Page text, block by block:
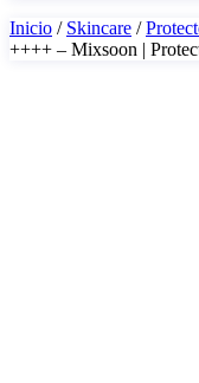
Inicio / Skincare /
++++ – Mixsoon |